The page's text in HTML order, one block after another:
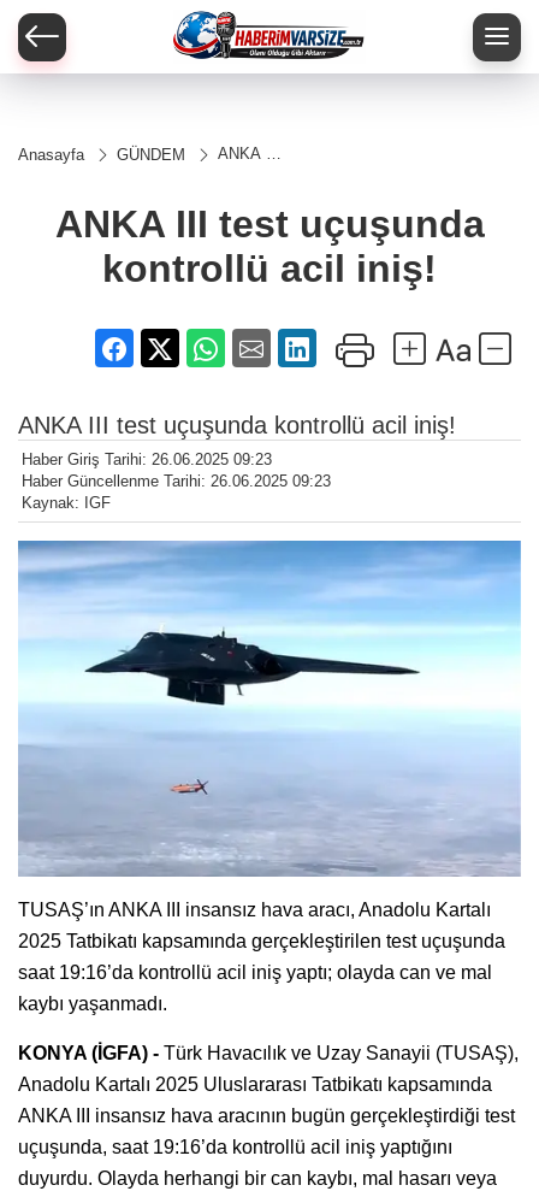
Anasayfa GÜNDEM
ANKA III
kontrollü
acil iniş!
ANKA III test uçuşunda
kontrollü acil iniş!
ANKA III test uçuşunda kontrollü acil iniş!
Haber Giriş Tarihi: 26.06.2025 09:23
Haber Güncellenme Tarihi: 26.06.2025 09:23
Kaynak: IGF
TUSAŞ’ın ANKA III insansız hava aracı, Anadolu Kartalı
2025 Tatbikatı kapsamında gerçekleştirilen test uçuşunda
saat 19:16’da kontrollü acil iniş yaptı; olayda can ve mal
kaybı yaşanmadı.
KONYA (İGFA) - Türk Havacılık ve Uzay Sanayii (TUSAŞ),
Anadolu Kartalı 2025 Uluslararası Tatbikatı kapsamında
ANKA III insansız hava aracının bugün gerçekleştirdiği test
uçuşunda, saat 19:16’da kontrollü acil iniş yaptığını
duyurdu. Olayda herhangi bir can kaybı, mal hasarı veya